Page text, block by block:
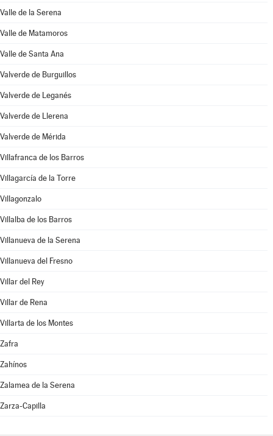
Valle de la Serena
Valle de Matamoros
Valle de Santa Ana
Valverde de Burguillos
Valverde de Leganés
Valverde de Llerena
Valverde de Mérida
Villafranca de los Barros
Villagarcía de la Torre
Villagonzalo
Villalba de los Barros
Villanueva de la Serena
Villanueva del Fresno
Villar del Rey
Villar de Rena
Villarta de los Montes
Zafra
Zahínos
Zalamea de la Serena
Zarza-Capilla